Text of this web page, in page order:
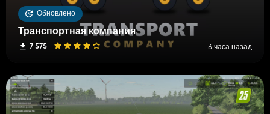
Обновлено
Транспортная компания
7 575 3 часа назад